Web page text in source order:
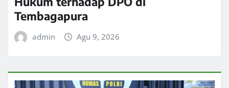
Tembagapura
admin Agu 9, 2026